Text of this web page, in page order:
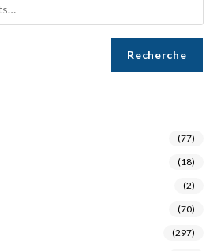
Recherche
(77)
(18)
(2)
(70)
(297)